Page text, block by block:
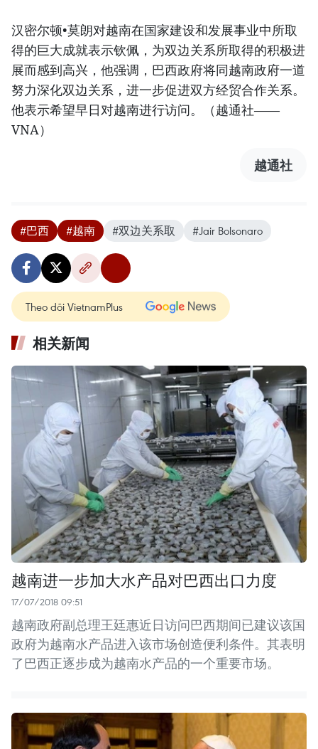
汉密尔顿•莫朗对越南在国家建设和发展事业中所取
得的巨大成就表示钦佩，为双边关系所取得的积极进
展而感到高兴，他强调，巴西政府将同越南政府一道
努力深化双边关系，进一步促进双方经贸合作关系。
他表示希望早日对越南进行访问。（越通社——
VNA）
越通社
#巴西 #越南 #双边关系取 #Jair Bolsonaro
Theo dõi VietnamPlus
相关新闻
越南进一步加大水产品对巴西出口力度
17/07/2018 09:51
越南政府副总理王廷惠近日访问巴西期间已建议该国
政府为越南水产品进入该市场创造便利条件。其表明
了巴西正逐步成为越南水产品的一个重要市场。